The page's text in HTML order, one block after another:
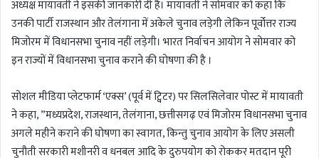
अध्यक्ष मायावती ने इसकी जानकारी दी है। मायावती ने सोमवार को कहा कि
उनकी पार्टी राजस्थान और तेलंगाना में अकेले चुनाव लड़ेगी लेकिन पूर्वोत्तर राज्य
मिजोरम में विधानसभा चुनाव नहीं लड़ेगी। भारत निर्वाचन आयोग ने सोमवार को
इन राज्यों में विधानसभा चुनाव कराने की घोषणा की है ।
सोशल मीडिया प्लेटफार्म ‘एक्स’ (पूर्व में ट्विटर) पर सिलसिलेवार पोस्ट में मायावती
ने कहा, ”मध्यप्रदेश, राजस्थान, तेलंगाना, छत्तीसगढ़ एवं मिजोरम विधानसभा चुनाव
अगले महीने कराने की घोषणा का स्वागत, किन्तु चुनाव आयोग के लिए असली
चुनौती सरकारी मशीनरी व धनबल आदि के दुरुपयोग को रोककर मतदान पूरी